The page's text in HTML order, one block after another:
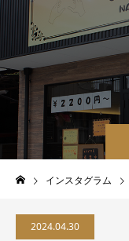
インスタグラム
2024.04.30